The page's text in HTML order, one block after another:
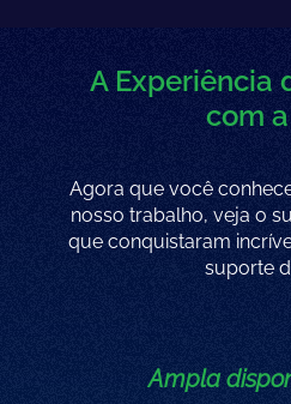
A Experiência
com
Agora que você
nosso trabalho, veja o
que conquistaram
suporte
Ampla